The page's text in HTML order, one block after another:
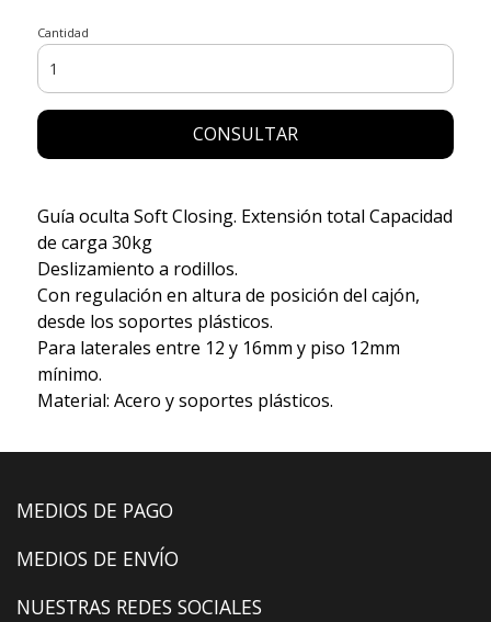
Cantidad
CONSULTAR
Guía oculta Soft Closing. Extensión total Capacidad
de carga 30kg
Deslizamiento a rodillos.
Con regulación en altura de posición del cajón,
desde los soportes plásticos.
Para laterales entre 12 y 16mm y piso 12mm
mínimo.
Material: Acero y soportes plásticos.
MEDIOS DE PAGO
MEDIOS DE ENVÍO
NUESTRAS REDES SOCIALES